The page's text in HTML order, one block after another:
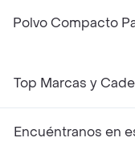
Polvo Compacto
Top Marcas y
Encuéntranos en